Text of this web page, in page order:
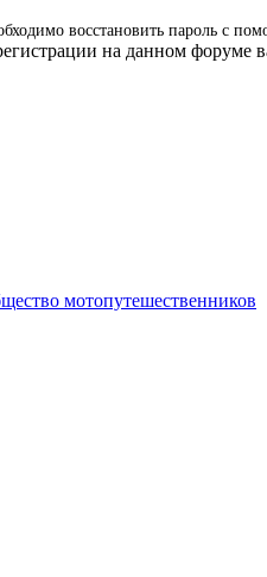
восстановить пароль с
на данном форуме